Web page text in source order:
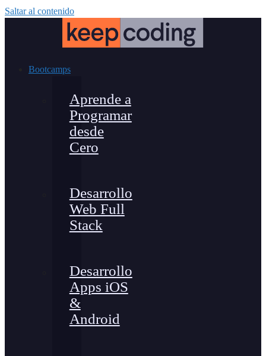
Saltar al contenido
Bootcamps
Aprende a
Programar
desde
Cero
Desarrollo
Web Full
Stack
Desarrollo
Apps iOS
&
Android